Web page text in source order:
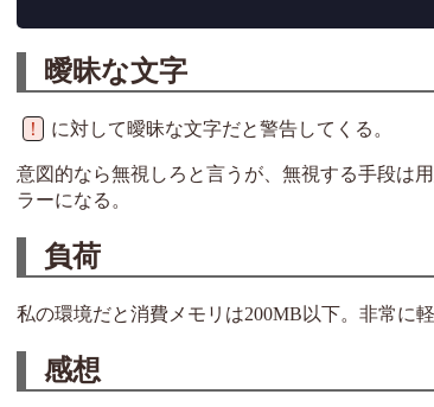
曖昧な文字
！ に対して曖昧な文字だと警告してくる。
意図的なら無視しろと言うが、無視する手段は
ラーになる。
負荷
私の環境だと消費メモリは200MB以下。非常に軽
感想